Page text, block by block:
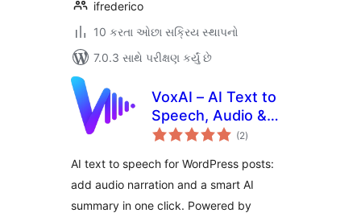
ifrederico
10 કરતા ઓછા સક્રિય સ્થાપનો
7.0.3 સાથે પરીક્ષણ કર્યું છે
VoxAI – AI Text to
Speech, Audio &
Summary for Posts
(2કુલ
રેટિંગ્સ
)
AI text to speech for WordPress posts:
add audio narration and a smart AI
summary in one click. Powered by